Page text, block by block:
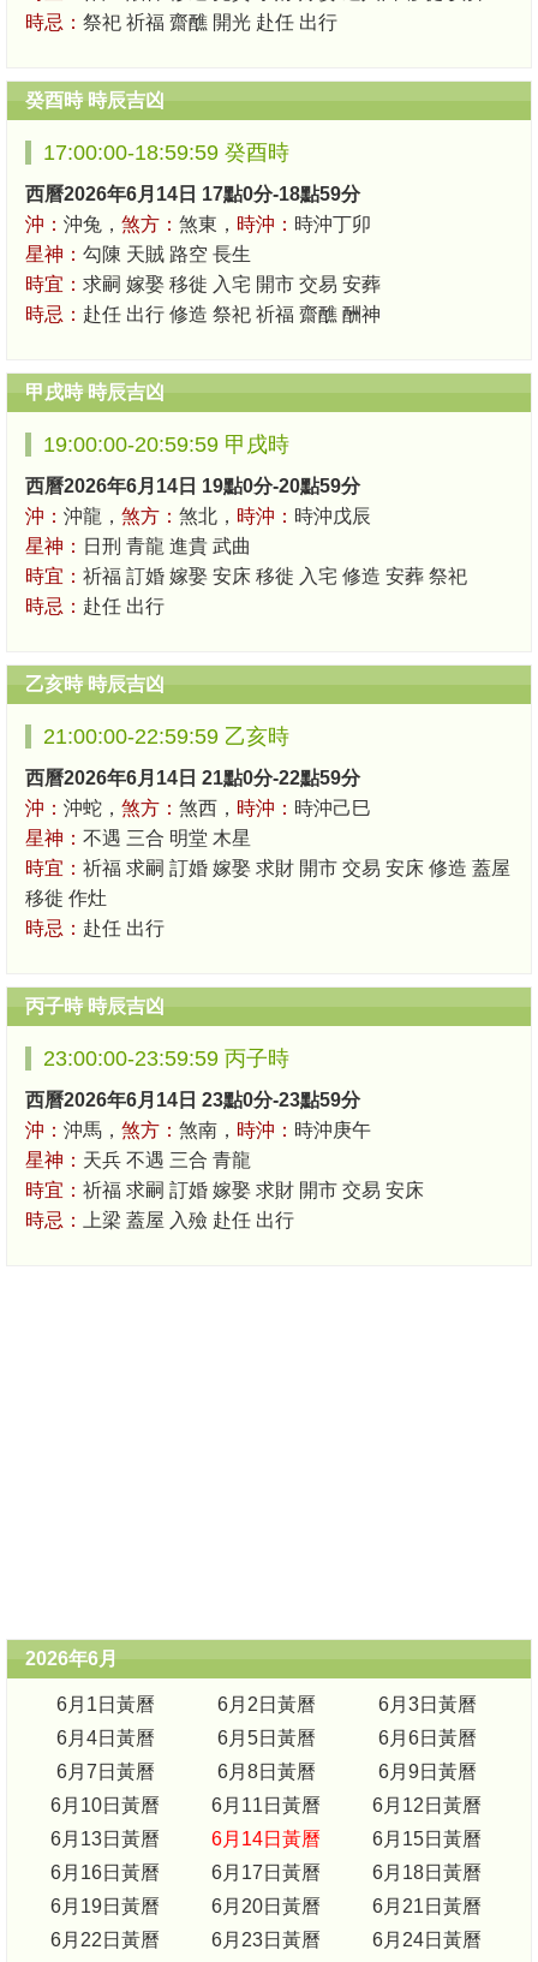
時忌： 祭祀 祈福 齋醮 開光 赴任 出行
癸酉時 時辰吉凶
17:00:00-18:59:59 癸酉時
西曆2026年6月14日 17點0分-18點59分
沖： 沖兔， 煞方： 煞東， 時沖： 時沖丁卯
星神： 勾陳 天賊 路空 長生
時宜： 求嗣 嫁娶 移徙 入宅 開市 交易 安葬
時忌： 赴任 出行 修造 祭祀 祈福 齋醮 酬神
甲戌時 時辰吉凶
19:00:00-20:59:59 甲戌時
西曆2026年6月14日 19點0分-20點59分
沖： 沖龍， 煞方： 煞北， 時沖： 時沖戊辰
星神： 日刑 青龍 進貴 武曲
時宜： 祈福 訂婚 嫁娶 安床 移徙 入宅 修造 安葬 祭祀
時忌： 赴任 出行
乙亥時 時辰吉凶
21:00:00-22:59:59 乙亥時
西曆2026年6月14日 21點0分-22點59分
沖： 沖蛇， 煞方： 煞西， 時沖： 時沖己巳
星神： 不遇 三合 明堂 木星
時宜： 祈福 求嗣 訂婚 嫁娶 求財 開市 交易 安床 修造 蓋屋
移徙 作灶
時忌： 赴任 出行
丙子時 時辰吉凶
23:00:00-23:59:59 丙子時
西曆2026年6月14日 23點0分-23點59分
沖： 沖馬， 煞方： 煞南， 時沖： 時沖庚午
星神： 天兵 不遇 三合 青龍
時宜： 祈福 求嗣 訂婚 嫁娶 求財 開市 交易 安床
時忌：
上梁 蓋屋 入殮 赴任 出行
2026年6月
6月1日黃曆 6月2日黃曆
6月3日黃曆
6月4日黃曆
6月5日黃曆
6月6日黃曆
6月7日黃曆
6月8日黃曆
6月9日黃曆
6月10日黃曆
6月11日黃曆
6月12日黃曆
6月13日黃曆
6月14日黃曆
6月15日黃曆
6月16日黃曆
6月17日黃曆
6月18日黃曆
6月19日黃曆
6月20日黃曆
6月21日黃曆
6月22日黃曆
6月23日黃曆
6月24日黃曆